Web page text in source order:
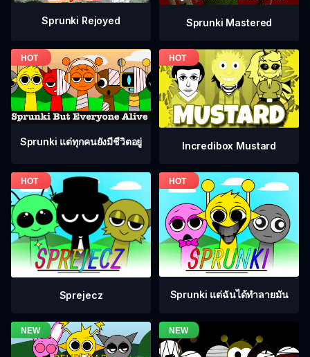
Sprunki Rejoyed Sprunki Mastered
Sprunki แต่ทุกคนยังมีชีวิตอยู่ Incredibox Mustard
Sprejecz Sprunki แต่ฉันได้ทำลายมัน